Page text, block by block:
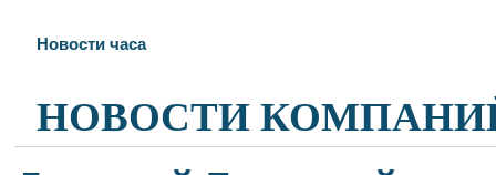
Новости часа
НОВОСТИ